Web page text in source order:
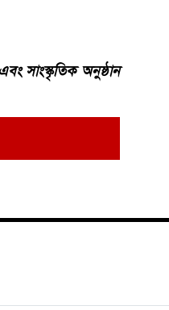
সাংস্কৃতিক অনুষ্ঠান